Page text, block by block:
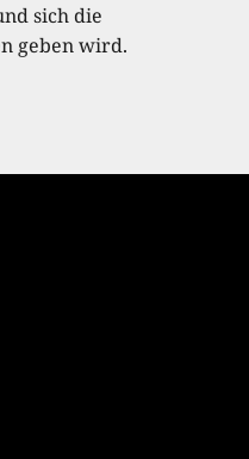
sich die
geben wird.